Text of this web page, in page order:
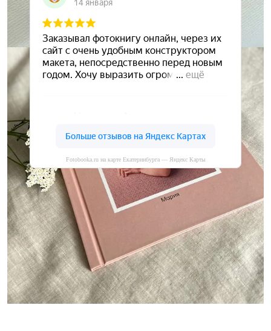
Fotobooka.ru на карте Екатеринбурга — Яндекс Карты
Сохраните ваши воспоминания
А мы вам в этом поможем